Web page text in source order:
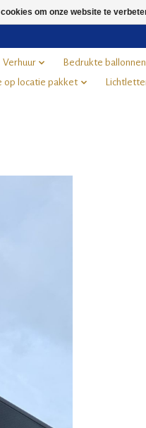
Verhuur Bedrukte ballonnen
op locatie pakket
om onze website te